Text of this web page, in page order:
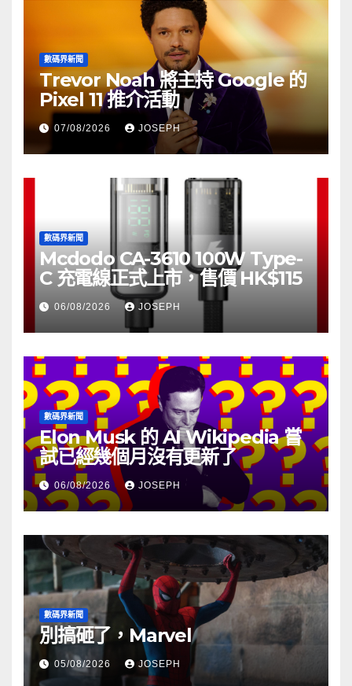
數碼界新聞
Trevor Noah 將主持 Google 的
Pixel 11 推介活動
07/08/2026 JOSEPH
數碼界新聞
Mcdodo CA-3610 100W Type-
C 充電線正式上市，售價 HK$115
06/08/2026 JOSEPH
數碼界新聞
Elon Musk 的 AI Wikipedia 嘗
試已經幾個月沒有更新了
06/08/2026 JOSEPH
數碼界新聞
別搞砸了，Marvel
05/08/2026 JOSEPH